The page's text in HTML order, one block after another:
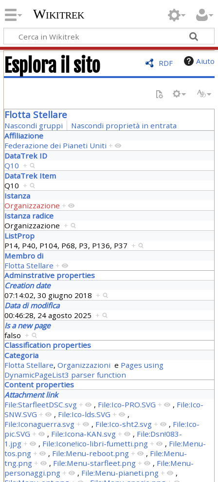
Wikitrek
RDF Aiuto
Esplora il sito
Flotta Stellare
Nascondi gruppi
Nascondi proprietà in entrata
Affiliazione
Federazione dei Pianeti Uniti +
DataTrek ID
Q10 +
DataTrek Item
Q10 +
Istanza
Organizzazione +
Istanza radice
Organizzazione +
ListProp
P14, P40, P104, P68, P3, P136, P37 +
Membro di
Flotta Stellare +
Adminstrative properties
Creation date
07:14:02, 30 giugno 2018 +
Data di modifica
00:46:28, 24 agosto 2025 +
Is a new page
falso +
Classification properties
Categoria
Flotta Stellare, Organizzazioni e Pages using
DynamicPageList3 parser function
Content properties
Attachment link
File:StarfleetDSC.svg + , File:Ico-PRO.SVG + , File:Ico-
SNW.SVG + , File:Ico-lds.SVG +
,
File:Iconaguerra.svg + , File:Ico-sht2.svg + , File:Ico-
pic.SVG + , File:Icona-KAN.svg + , File:Dsn!083-
1.jpg + , File:Icone!ico-libri-fumetti.png + , File:Menu-
tos.png + , File:Menu-reboot.png + , File:Menu-
tng.png + , File:Menu-starfleet.png + , File:Menu-
personaggi.png + , File:Menu-pianeti.png +
,